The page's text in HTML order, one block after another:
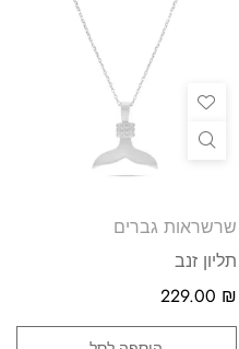
שרשראות גברים
תליון זנב
229.00 ₪